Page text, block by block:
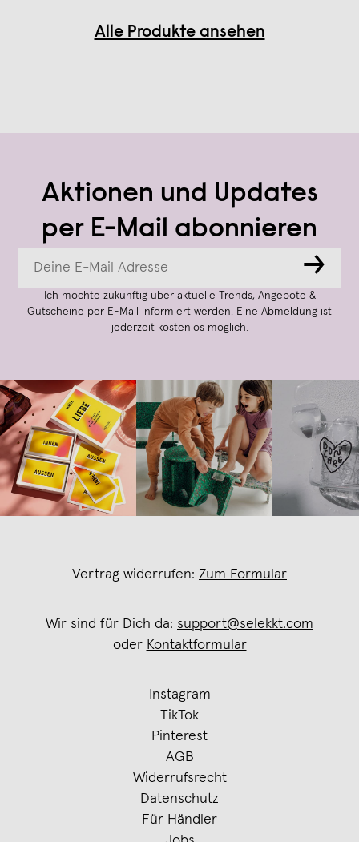
Alle Produkte ansehen
Aktionen und Updates
per E-Mail abonnieren
→
Ich möchte zukünftig über aktuelle Trends, Angebote &
Gutscheine per E-Mail informiert werden. Eine Abmeldung ist
jederzeit kostenlos möglich.
Vertrag widerrufen: Zum Formular
Wir sind für Dich da: support@selekkt.com
oder Kontaktformular
Instagram
TikTok
Pinterest
AGB
Widerrufsrecht
Datenschutz
Für Händler